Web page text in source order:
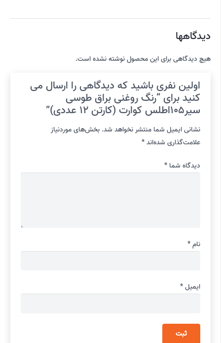
دیدگاهها
هیچ دیدگاهی برای این محصول نوشته نشده است.
اولین نفری باشید که دیدگاهی را ارسال می
کنید برای “رنگ روغنی براق طوسی
سیر105اطلس کوارت (کارتن 12 عددی)”
نشانی ایمیل شما منتشر نخواهد شد. بخش‌های موردنیاز
علامت‌گذاری شده‌اند*
دیدگاه شما *
نام*
ایمیل*